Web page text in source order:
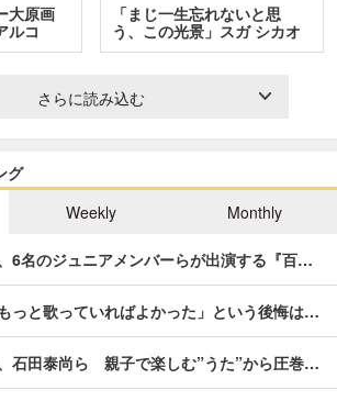
大原画
ルコ
「まじ一生忘れないと思
う、この光景」スガ シカオ
と…
さらに読み込む
グ
Weekly Monthly
6名のジュニアメンバーらが出演する『百…
と歌っていればよかった」という後悔は…
石田泰尚ら 親子で楽しむ”うた”から圧巻…